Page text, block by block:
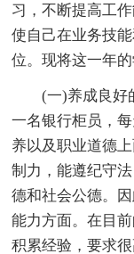
习，不断提高工
使自己在业务技
位。现将这一年
(一)养成良好
一名银行柜员，
养以及职业道德
制力，能遵纪守
德和社会公德。
能力方面。在目
积累经验，要求